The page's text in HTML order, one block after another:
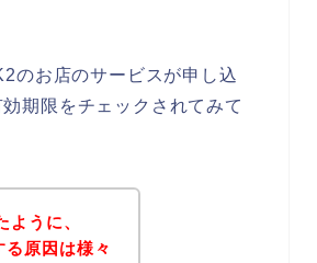
のお店のサービスが申し込
期限をチェックされてみて
うに、
原因は様々